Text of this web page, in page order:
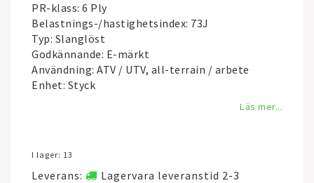
PR-klass: 6 Ply
Belastnings-/hastighetsindex: 73J
Typ: Slanglöst
Godkännande: E-märkt
Användning: ATV / UTV, all-terrain / arbete
Enhet: Styck
Läs mer...
I lager: 13
Leverans:
Lagervara leveranstid 2-3